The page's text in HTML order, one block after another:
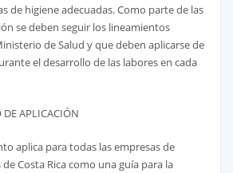
de higiene adecuadas. Como parte de las
se deben seguir los lineamientos
de Salud y que deben aplicarse de
el desarrollo de las labores en cada
DE APLICACIÓN
aplica para todas las empresas de
Costa Rica como una guía para la